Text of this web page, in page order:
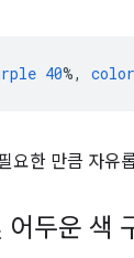
40%,
요한 만큼 자유
어두운 색